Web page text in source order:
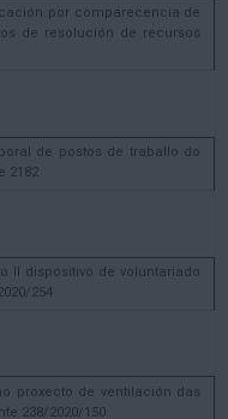
por comparecencia de
de resolución de recursos
de postos de traballo do
2182
II dispositivo de voluntariado
254
proxecto de ventilación das
238/2020/150